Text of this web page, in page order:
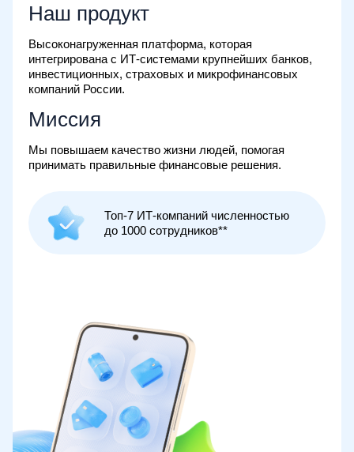
Наш продукт
Высоконагруженная платформа, которая
интегрирована с ИТ‑системами крупнейших банков,
инвестиционных, страховых и микрофинансовых
компаний России.
Миссия
Мы повышаем качество жизни людей, помогая
принимать правильные финансовые решения.
Топ-7 ИТ-компаний численностью
до 1000 сотрудников**